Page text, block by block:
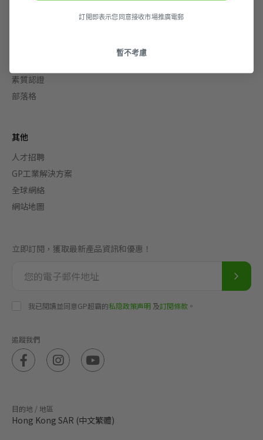
素質認證
部落格
其他
人才招聘
GP工業解決方案
全球網絡
網站地圖
立即訂閱，獲取最新產品資訊和優惠！
我已閱讀並同意GP超霸的私隐政策声明 及訂閱條款 。
追蹤我們
目的地 / 地區
Hong Kong SAR (中文繁體)
訂閲即表示您同意接收市場推廣電郵
暫不考慮